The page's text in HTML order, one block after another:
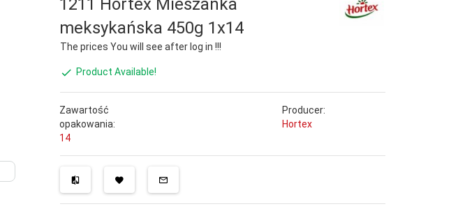
1211 Hortex Mieszanka
meksykańska 450g 1x14
The prices You will see after log in !!!
Product Available!
Zawartość
opakowania:
14
Producer:
Hortex